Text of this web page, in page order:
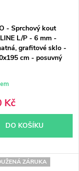
- Sprchový kout
L/P - 6 mm -
grafitové sklo -
cm - posuvný
Kč
DO KOŠÍKU
ZÁRUKA